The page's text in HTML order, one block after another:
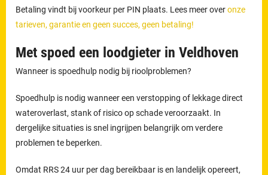
Betaling vindt bij voorkeur per PIN plaats. Lees meer overonze
tarieven, garantie en geen succes, geen betaling!
Met spoed een loodgieter in Veldhoven
Wanneer is spoedhulp nodig bij rioolproblemen?
Spoedhulp is nodig wanneer een verstopping of lekkage direct
wateroverlast, stank of risico op schade veroorzaakt. In
dergelijke situaties is snel ingrijpen belangrijk om verdere
problemen te beperken.
Omdat RRS 24 uur per dag bereikbaar is en landelijk opereert,